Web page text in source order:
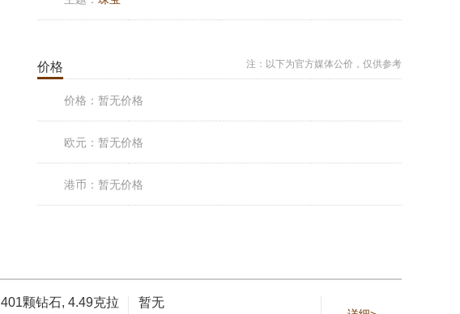
价格 注：以下为官方媒体公价，仅供参考
价格： 暂无价格
欧元： 暂无价格
港币： 暂无价格
401颗钻石, 4.49克拉 暂无